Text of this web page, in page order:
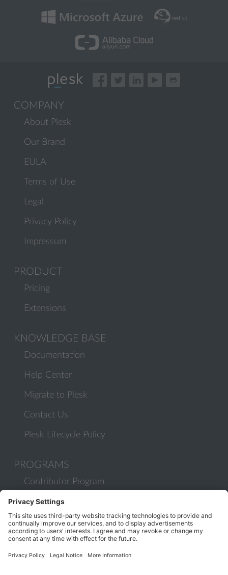
COMPANY
About Plesk
Our Brand
EULA
Terms of Use
Legal
Privacy Policy
Impressum
PRODUCT
Pricing
Extensions
KNOWLEDGE BASE
Documentation
Help Center
Migrate to Plesk
Contact Us
Plesk Lifecycle Policy
PROGRAMS
Contributor Program
Partner Program
COMMUNITY